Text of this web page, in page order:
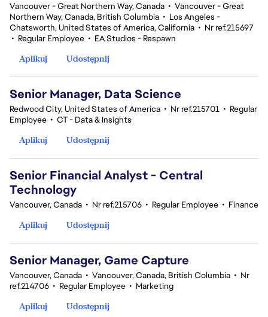
Vancouver - Great Northern Way, Canada • Vancouver - Great
Northern Way, Canada, British Columbia • Los Angeles -
Chatsworth, United States of America, California • Nr ref.215697
• Regular Employee • EA Studios - Respawn
Aplikuj
Udostępnij
Senior Manager, Data Science
Redwood City, United States of America • Nr ref.215701 • Regular
Employee • CT - Data & Insights
Aplikuj
Udostępnij
Senior Financial Analyst - Central
Technology
Vancouver, Canada • Nr ref.215706 • Regular Employee • Finance
Aplikuj
Udostępnij
Senior Manager, Game Capture
Vancouver, Canada • Vancouver, Canada, British Columbia • Nr
ref.214706 • Regular Employee • Marketing
Aplikuj
Udostępnij